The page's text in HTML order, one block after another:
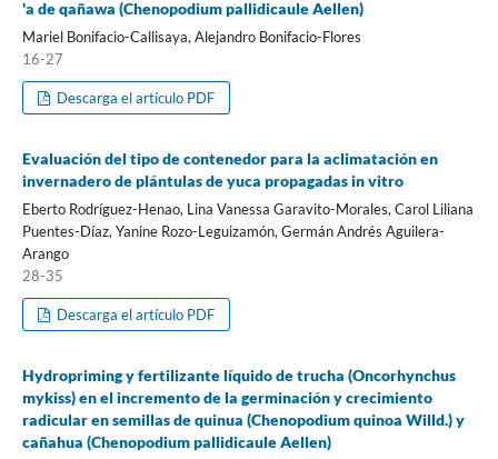
'a de qañawa (Chenopodium pallidicaule Aellen)
Mariel Bonifacio-Callisaya, Alejandro Bonifacio-Flores
16-27
Descarga el artículo PDF
Evaluación del tipo de contenedor para la aclimatación en
invernadero de plántulas de yuca propagadas in vitro
Eberto Rodríguez-Henao, Lina Vanessa Garavito-Morales, Carol Liliana
Puentes-Díaz, Yanine Rozo-Leguizamón, Germán Andrés Aguilera-
Arango
28-35
Descarga el artículo PDF
Hydropriming y fertilizante líquido de trucha (Oncorhynchus
mykiss) en el incremento de la germinación y crecimiento
radicular en semillas de quinua (Chenopodium quinoa Willd.) y
cañahua (Chenopodium pallidicaule Aellen)